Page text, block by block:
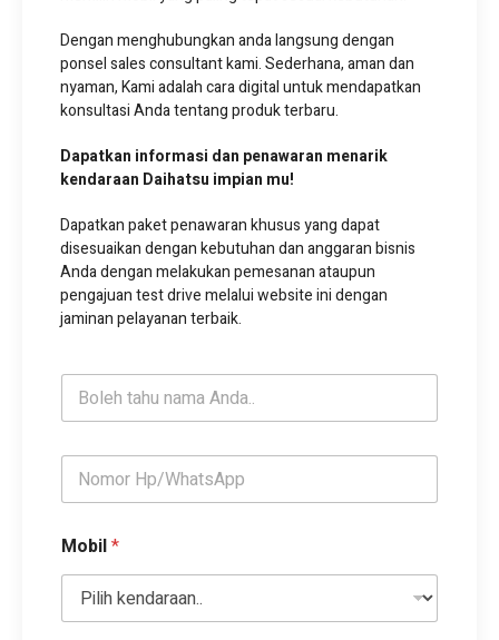
Dengan menghubungkan anda langsung dengan
ponsel sales consultant kami. Sederhana, aman dan
nyaman, Kami adalah cara digital untuk mendapatkan
konsultasi Anda tentang produk terbaru.
Dapatkan informasi dan penawaran menarik
kendaraan Daihatsu impian mu!
Dapatkan paket penawaran khusus yang dapat
disesuaikan dengan kebutuhan dan anggaran bisnis
Anda dengan melakukan pemesanan ataupun
pengajuan test drive melalui website ini dengan
jaminan pelayanan terbaik.
N
m
K
n
a
k
Mobil*